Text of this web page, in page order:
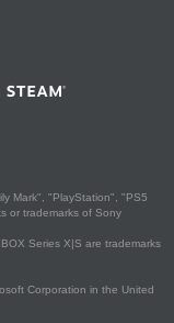
Mark", "PlayStation", "PS5
or trademarks of Sony
Series X|S are trademarks
Corporation in the United